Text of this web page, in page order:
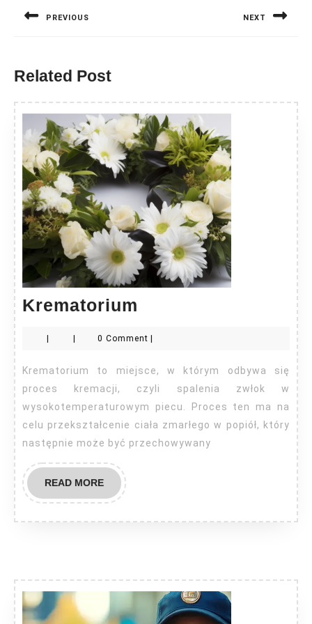
PREVIOUS NEXT
Related Post
Krematorium
0 Comment
Krematorium to miejsce, w którym odbywa się
proces kremacji, czyli spalenia zwłok w
wysokotemperaturowym piecu. Proces ten ma na
celu przekształcenie ciała zmarłego w popiół, który
następnie może być przechowywany
READ MOREREAD
MORE